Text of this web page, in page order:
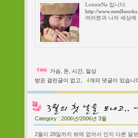
LonnieNa 입니다.
http://
여러분과 나의 세상
가슴 돈 시간 일상
받은 걸린글이 없고,
4개의 댓글이 있습니
Category : 2006년/2006년 3월
2월이 28일까지 밖에 없어서 인지 다른 달